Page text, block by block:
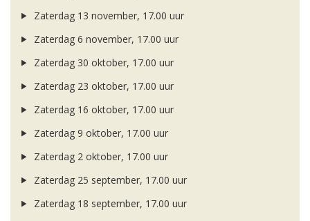
Zaterdag 13 november, 17.00 uur
Zaterdag 6 november, 17.00 uur
Zaterdag 30 oktober, 17.00 uur
Zaterdag 23 oktober, 17.00 uur
Zaterdag 16 oktober, 17.00 uur
Zaterdag 9 oktober, 17.00 uur
Zaterdag 2 oktober, 17.00 uur
Zaterdag 25 september, 17.00 uur
Zaterdag 18 september, 17.00 uur